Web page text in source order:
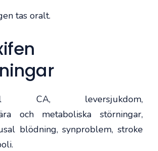
tas oralt.
CA, leversjukdom,
och metaboliska störningar,
blödning, synproblem, stroke